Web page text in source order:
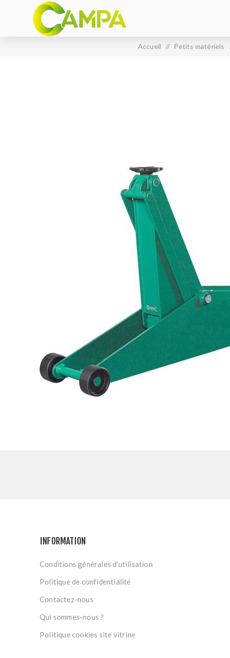
Accueil / Petits matériels
INFORMATION
Conditions générales d'utilisation
Politique de confidentialité
Contactez-nous
Qui sommes-nous ?
Politique cookies site vitrine